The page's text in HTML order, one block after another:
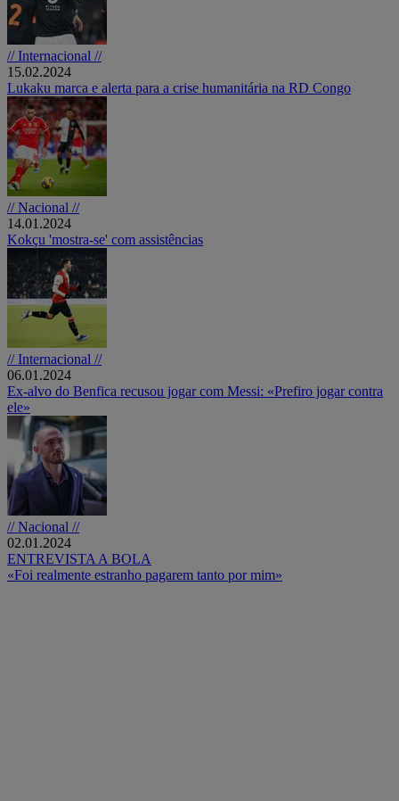
// Internacional //
15.02.2024
Lukaku marca e alerta para a crise humanitária na RD Congo
// Nacional //
14.01.2024
Kokçu 'mostra-se' com assistências
// Internacional //
06.01.2024
Ex-alvo do Benfica recusou jogar com Messi: «Prefiro jogar contra
ele»
// Nacional //
02.01.2024
ENTREVISTA A BOLA
«Foi realmente estranho pagarem tanto por mim»